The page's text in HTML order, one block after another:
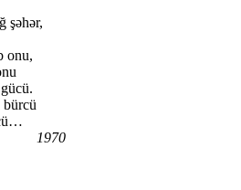
şəhər,
onu,
bürcü